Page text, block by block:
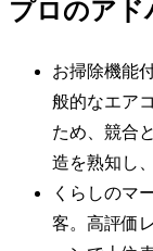
プロのアド
お掃除機能
般的なエア
ため、競合
造を熟知し
くらしのマ
客。高評価